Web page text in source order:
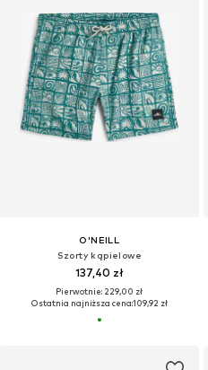
O'NEILL
Szorty kąpielowe
137,40 zł
Pierwotnie: 229,00 zł
Ostatnia najniższa cena:109,92 zł